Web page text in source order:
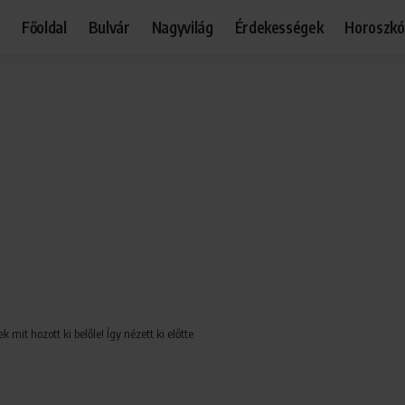
Főoldal Bulvár Nagyvilág Érdekességek
mit hozott ki belőle! Így nézett ki előtte